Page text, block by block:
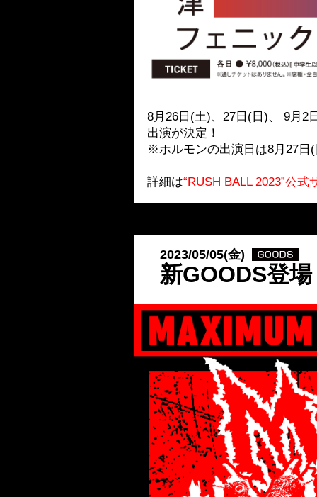
8月26日(土)、27日(日)、 9月2
出演が決定！
※ホルモンの出演日は8月27日
詳細は“RUSH BALL 2023”公式
2023/05/05(金)
新GOODS登